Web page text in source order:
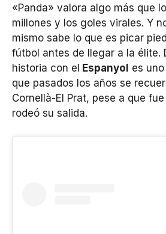
«Panda» valora algo más que
millones y los goles virales. Y
mismo sabe lo que es picar
fútbol antes de llegar a la élite.
historia con el Espanyol es
que pasados los años se
Cornellà-El Prat, pese a que
rodeó su salida.